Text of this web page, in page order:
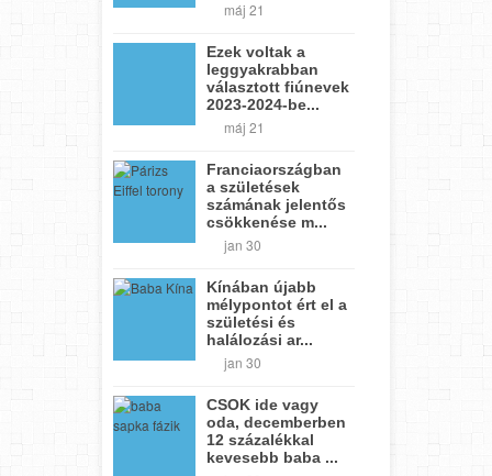
máj 21
Ezek voltak a
leggyakrabban
választott fiúnevek
2023-2024-be...
máj 21
Franciaországban
a születések
számának jelentős
csökkenése m...
jan 30
Kínában újabb
mélypontot ért el a
születési és
halálozási ar...
jan 30
CSOK ide vagy
oda, decemberben
12 százalékkal
kevesebb baba ...